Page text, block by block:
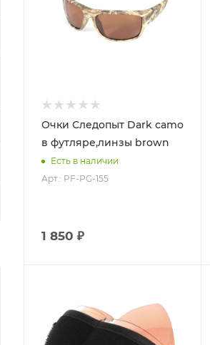
Очки Следопыт Dark camo
в футляре,линзы brown
Есть в наличии
Арт.: PF-PG-155
1 850 ₽